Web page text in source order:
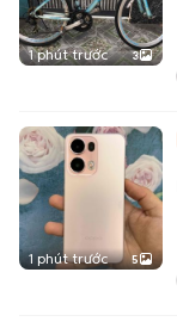
1 phút trước 3
1 phút trước 5